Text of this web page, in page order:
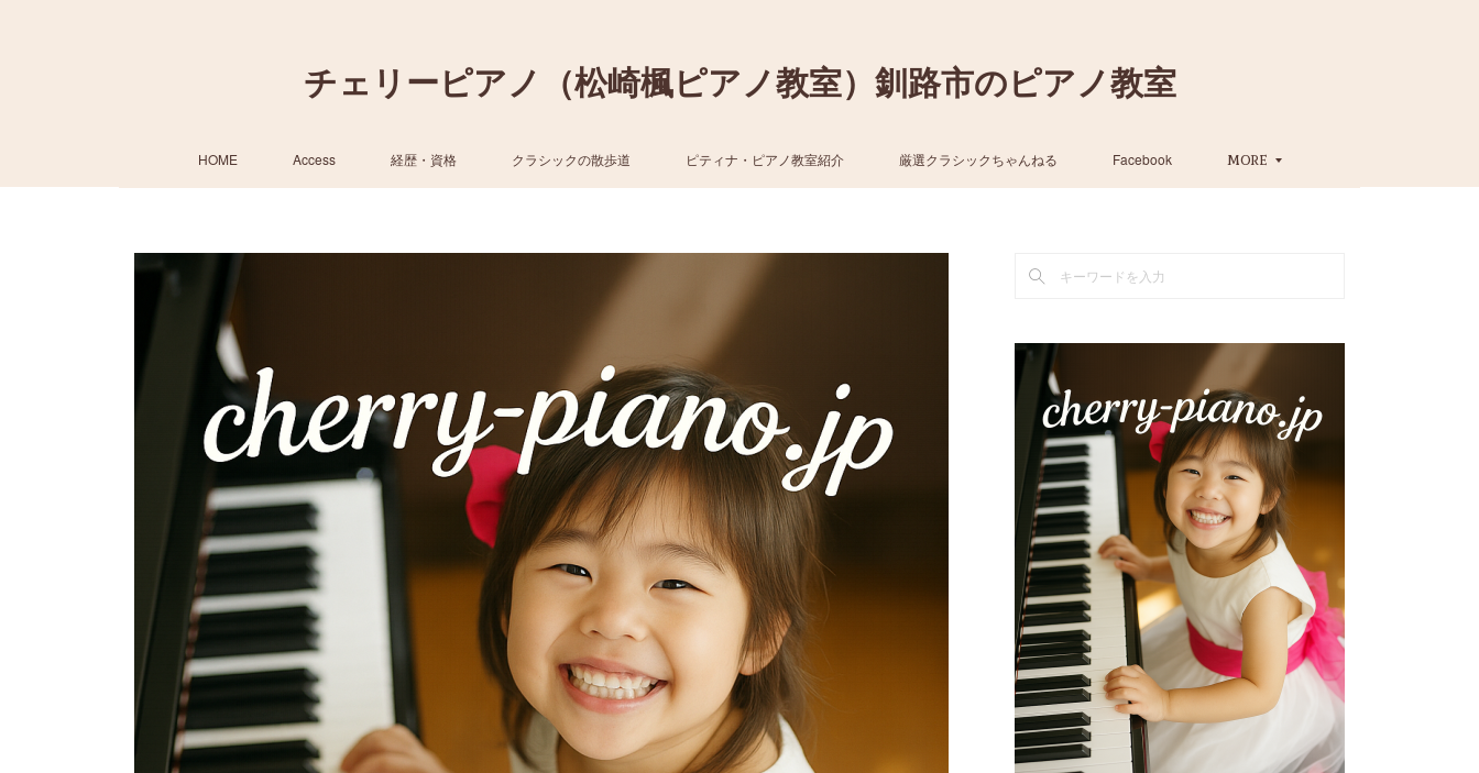
チェリーピアノ（松崎楓ピアノ教室）釧路市のピアノ教室
HOME Access 経歴・資格 クラシックの散歩道 ピティナ・ピアノ教室紹介 厳選クラシックちゃんねる Facebook MORE